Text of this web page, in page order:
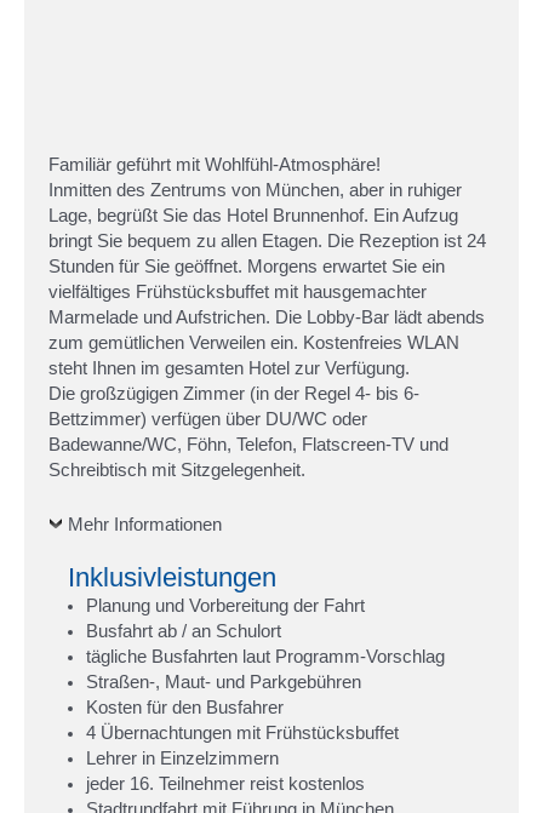
Familiär geführt mit Wohlfühl-Atmosphäre!
Inmitten des Zentrums von München, aber in ruhiger
Lage, begrüßt Sie das Hotel Brunnenhof. Ein Aufzug
bringt Sie bequem zu allen Etagen. Die Rezeption ist 24
Stunden für Sie geöffnet. Morgens erwartet Sie ein
vielfältiges Frühstücksbuffet mit hausgemachter
Marmelade und Aufstrichen. Die Lobby-Bar lädt abends
zum gemütlichen Verweilen ein. Kostenfreies WLAN
steht Ihnen im gesamten Hotel zur Verfügung.
Die großzügigen Zimmer (in der Regel 4- bis 6-
Bettzimmer) verfügen über DU/WC oder
Badewanne/WC, Föhn, Telefon, Flatscreen-TV und
Schreibtisch mit Sitzgelegenheit.
Mehr Informationen
Inklusivleistungen
Planung und Vorbereitung der Fahrt
Busfahrt ab / an Schulort
tägliche Busfahrten laut Programm-Vorschlag
Straßen-, Maut- und Parkgebühren
Kosten für den Busfahrer
4 Übernachtungen mit Frühstücksbuffet
Lehrer in Einzelzimmern
jeder 16. Teilnehmer reist kostenlos
Stadtrundfahrt mit Führung in München